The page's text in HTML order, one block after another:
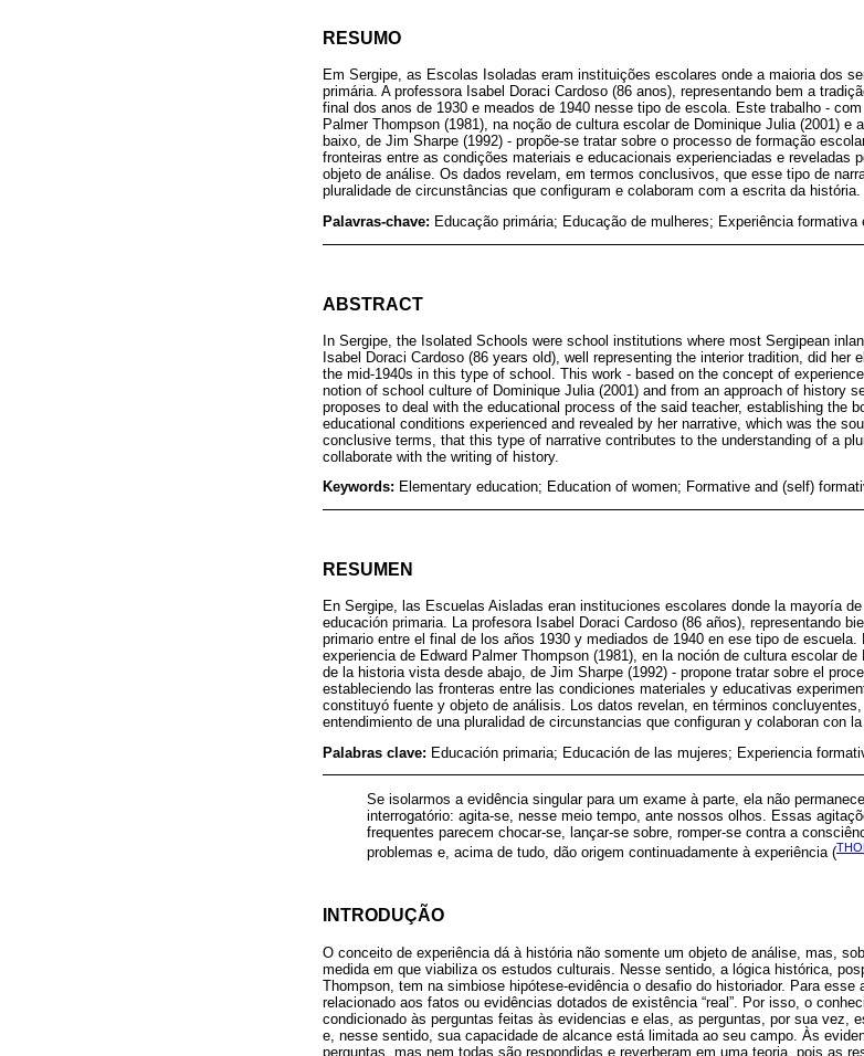
RESUMO
Em Sergipe, as Escolas Isoladas eram instituições escolares onde a maioria dos
primária. A professora Isabel Doraci Cardoso (86 anos), representando bem a
final dos anos de 1930 e meados de 1940 nesse tipo de escola. Este trabalho -
Palmer Thompson (1981), na noção de cultura escolar de Dominique Julia (2001) e
baixo, de Jim Sharpe (1992) - propõe-se tratar sobre o processo de formação
fronteiras entre as condições materiais e educacionais experienciadas e reveladas
objeto de análise. Os dados revelam, em termos conclusivos, que esse tipo de
pluralidade de circunstâncias que configuram e colaboram com a escrita da história.
Palavras-chave: Educação primária; Educação de mulheres; Experiência formativa
ABSTRACT
In Sergipe, the Isolated Schools were school institutions where most Sergipean
Isabel Doraci Cardoso (86 years old), well representing the interior tradition, did her
the mid-1940s in this type of school. This work - based on the concept of
notion of school culture of Dominique Julia (2001) and from an approach of history
proposes to deal with the educational process of the said teacher, establishing the
educational conditions experienced and revealed by her narrative, which was the
conclusive terms, that this type of narrative contributes to the understanding of a
collaborate with the writing of history.
Keywords: Elementary education; Education of women; Formative and (self)
RESUMEN
En Sergipe, las Escuelas Aisladas eran instituciones escolares donde la mayoría
educación primaria. La profesora Isabel Doraci Cardoso (86 años), representando
primario entre el final de los años 1930 y mediados de 1940 en ese tipo de
experiencia de Edward Palmer Thompson (1981), en la noción de cultura escolar
de la historia vista desde abajo, de Jim Sharpe (1992) - propone tratar sobre el
estableciendo las fronteras entre las condiciones materiales y educativas
constituyó fuente y objeto de análisis. Los datos revelan, en términos
entendimiento de una pluralidad de circunstancias que configuran y colaboran con
Palabras clave: Educación primaria; Educación de las mujeres; Experiencia
Se isolarmos a evidência singular para um exame à parte, ela não
interrogatório: agita-se, nesse meio tempo, ante nossos olhos. Essas
frequentes parecem chocar-se, lançar-se sobre, romper-se contra a
problemas e, acima de tudo, dão origem continuadamente à experiência (
INTRODUÇÃO
O conceito de experiência dá à história não somente um objeto de análise, mas,
medida em que viabiliza os estudos culturais. Nesse sentido, a lógica histórica,
Thompson, tem na simbiose hipótese-evidência o desafio do historiador. Para
relacionado aos fatos ou evidências dotados de existência “real”. Por isso, o
condicionado às perguntas feitas às evidencias e elas, as perguntas, por sua vez,
e, nesse sentido, sua capacidade de alcance está limitada ao seu campo. Às
perguntas, mas nem todas são respondidas e reverberam em uma teoria, pois as